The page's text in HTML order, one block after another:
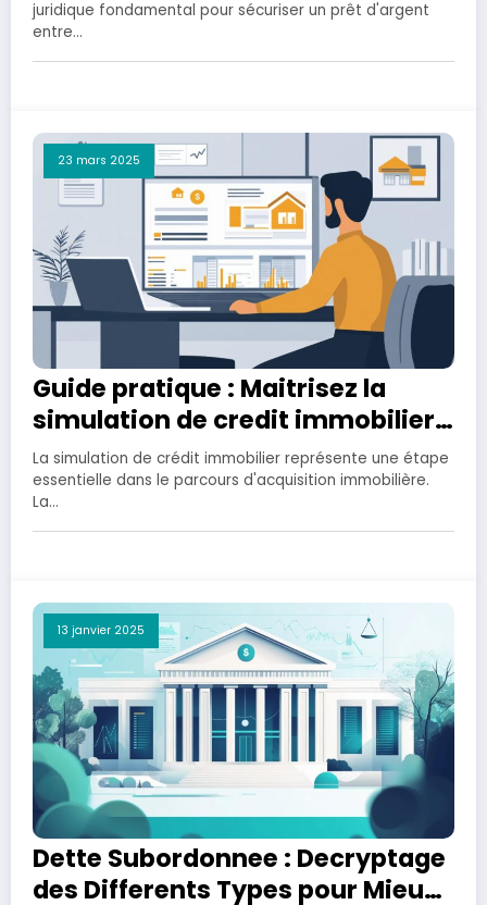
juridique fondamental pour sécuriser un prêt d'argent
entre…
23 mars 2025
Guide pratique : Maitrisez la
simulation de credit immobilier
Banque Populaire pour votre
regroupement
La simulation de crédit immobilier représente une étape
essentielle dans le parcours d'acquisition immobilière.
La…
13 janvier 2025
Dette Subordonnee : Decryptage
des Differents Types pour Mieux